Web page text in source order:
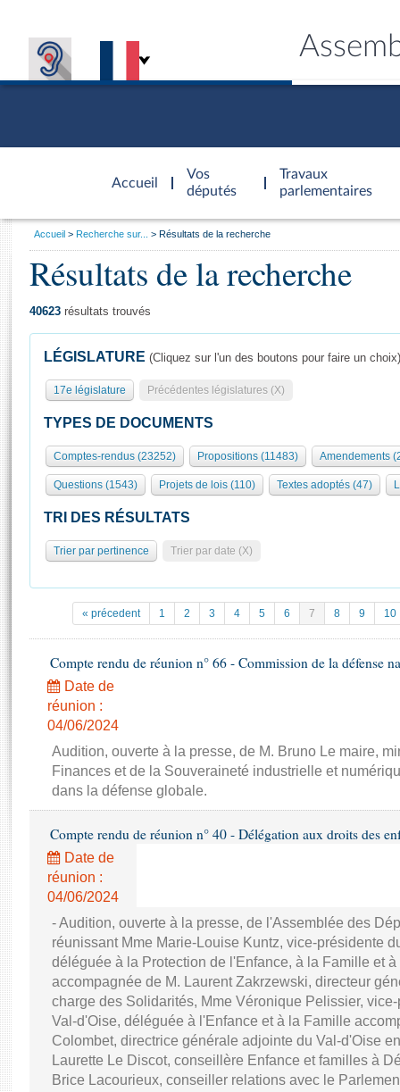
Accueil
d'accueil
Vos
députés
Travaux
parlementaires
Présidence
577 députés
Groupes politiques
Séance publique
Commissions et autres organes
Europe et International
Pétitions
Projets de loi
Propositions de loi
Amendements
Textes adoptés
Baromètre de l’application des lois
Dossiers législatifs
Budget et sécurité sociale
Questions écrites et orales
Comptes rendus des débats
Général
Rôle et pouvoirs de l'Assemblée
Organisation de l'Assemblée
Présidence Conférence des Présidents Bureau Collège des
Statistiques et chiffres clés
Documents de référence
( Constitution | Règlement de l'Assemblée ... )
Histoire
Juniors
Anciennes législatures
Liens vers les sites publics
Visiter l'Assemblée
Visite virtuelle du palais Bourbon
Assister à une séance
La Bibliothèque
Contacts et plan d'accès
Photos libres de droit
Vous
Accueil Recherche sur... Résultats de la recherche
Résultats de la recherche
40623 résultats trouvés
LÉGISLATURE (Cliquez sur l'un des boutons pour faire un choix)
17e législature Précédentes législatures (X)
TYPES DE DOCUMENTS
Comptes-rendus (23252) Propositions (11483) Amendements
Questions (1543) Projets de lois (110) Textes adoptés (47)
TRI DES RÉSULTATS
Trier par pertinence Trier par date (X)
« précedent 1 2 3 4 5 6 7 8 9 10
Compte rendu de réunion n° 66 - Commission de la défense
Date de
réunion :
04/06/2024
Audition, ouverte à la presse, de M. Bruno Le maire,
Finances et de la Souveraineté industrielle et
dans la défense globale.
Compte rendu de réunion n° 40 - Délégation aux droits des
Date de
réunion :
04/06/2024
- Audition, ouverte à la presse, de l'Assemblée des
réunissant Mme Marie-Louise Kuntz, vice-présidente
déléguée à la Protection de l'Enfance, à la Famille et
accompagnée de M. Laurent Zakrzewski, directeur
charge des Solidarités, Mme Véronique Pelissier,
Val-d'Oise, déléguée à l'Enfance et à la Famille
Colombet, directrice générale adjointe du Val-d'Oise
Laurette Le Discot, conseillère Enfance et familles à
Brice Lacourieux, conseiller relations avec le